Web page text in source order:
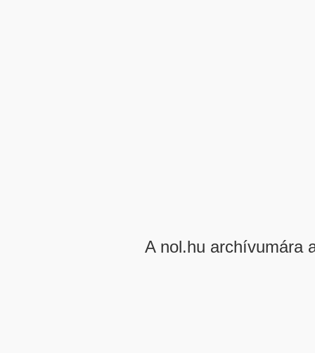
A nol.hu archívumára